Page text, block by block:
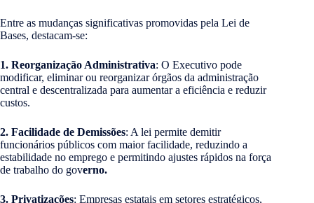
Entre as mudanças significativas promovidas pela Lei de
Bases, destacam-se:
1. Reorganização Administrativa: O Executivo pode
modificar, eliminar ou reorganizar órgãos da administração
central e descentralizada para aumentar a eficiência e reduzir
custos.
2. Facilidade de Demissões: A lei permite demitir
funcionários públicos com maior facilidade, reduzindo a
estabilidade no emprego e permitindo ajustes rápidos na força
de trabalho do governo.
3. Privatizações: Empresas estatais em setores estratégicos,